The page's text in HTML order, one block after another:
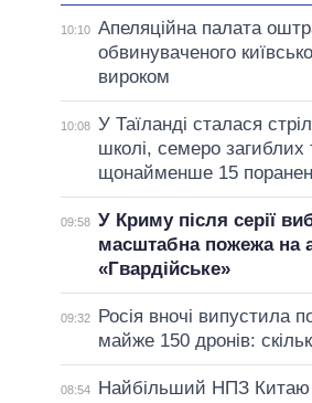
10:10 Апеляційна палата
обвинуваченого
вироком
10:08 У Таїланді сталася
школі, семеро загиблих
щонайменше 15
09:58 У Криму після серії
масштабна пожежа на
«Гвардійське»
09:32
Росія вночі випустила
майже 150 дронів:
08:54
Найбільший НПЗ Китаю